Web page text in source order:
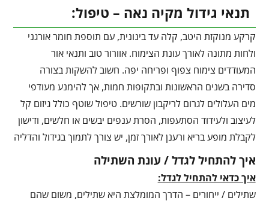
תנאי גידול מקיה נאה – טיפול:
קרקע מנוקזת היטב, קלה עד בינונית, עם תוספת חומר אורגני
ולחות מתונה לאורך עונת הצימוח. אוורור טוב ותנאי אור
המעודדים צימוח צפוף ופריחה יפה. חשוב להשקות בצורה
סדירה בשנים הראשונות ובתקופות חמות, אך להימנע מעודפי
מים העלולים לגרום לריקבון שורשים. טיפול שוטף כולל גיזום קל
לעיצוב ולעידוד הסתעפות, הסרת ענפים יבשים או חלשים, ודישון
לקבלת מופע בריא ורענן לאורך זמן, יש צורך לתמוך בגידול והדליה
איך להתחיל לגדל / עונת השתילה
איך כדאי להתחיל לגדל:
שתילים / ייחורים – הדרך המומלצת היא שתילים, משום שהם